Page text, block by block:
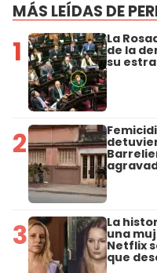
MÁS LEÍDAS DE
1 La
de la
su
2
3 La
una
Netflix
que